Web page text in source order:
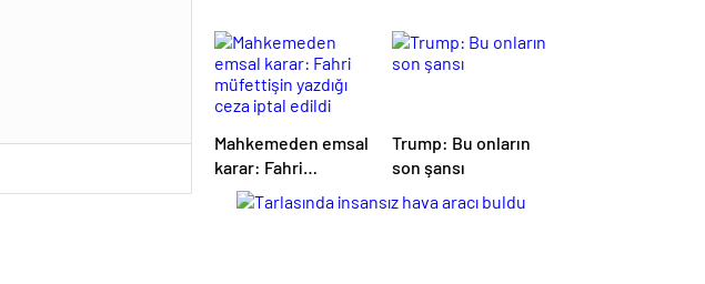
Mahkemeden emsal
karar: Fahri
müfettişin yazdığı
ceza iptal edildi
Trump: Bu onların
son şansı